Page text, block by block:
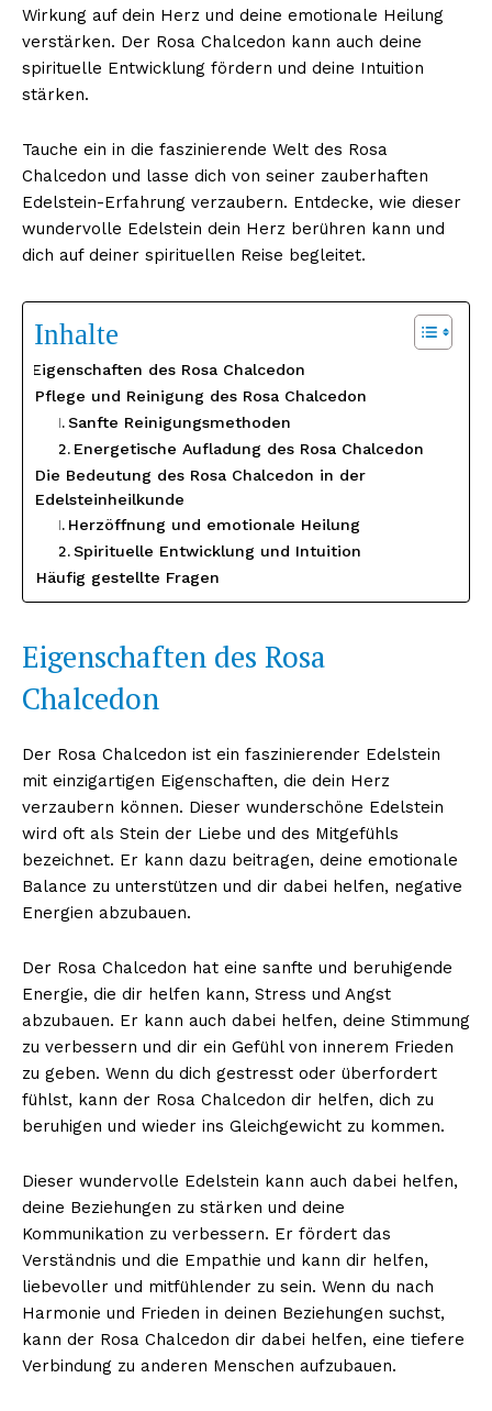
Wirkung auf dein Herz und deine emotionale Heilung
verstärken. Der Rosa Chalcedon kann auch deine
spirituelle Entwicklung fördern und deine Intuition
stärken.
Tauche ein in die faszinierende Welt des Rosa
Chalcedon und lasse dich von seiner zauberhaften
Edelstein-Erfahrung verzaubern. Entdecke, wie dieser
wundervolle Edelstein dein Herz berühren kann und
dich auf deiner spirituellen Reise begleitet.
Inhalte
Eigenschaften des Rosa Chalcedon
Pflege und Reinigung des Rosa Chalcedon
Sanfte Reinigungsmethoden
Energetische Aufladung des Rosa Chalcedon
Die Bedeutung des Rosa Chalcedon in der
Edelsteinheilkunde
Herzöffnung und emotionale Heilung
Spirituelle Entwicklung und Intuition
Häufig gestellte Fragen
Eigenschaften des Rosa
Chalcedon
Der Rosa Chalcedon ist ein faszinierender Edelstein
mit einzigartigen Eigenschaften, die dein Herz
verzaubern können. Dieser wunderschöne Edelstein
wird oft als Stein der Liebe und des Mitgefühls
bezeichnet. Er kann dazu beitragen, deine emotionale
Balance zu unterstützen und dir dabei helfen, negative
Energien abzubauen.
Der Rosa Chalcedon hat eine sanfte und beruhigende
Energie, die dir helfen kann, Stress und Angst
abzubauen. Er kann auch dabei helfen, deine Stimmung
zu verbessern und dir ein Gefühl von innerem Frieden
zu geben. Wenn du dich gestresst oder überfordert
fühlst, kann der Rosa Chalcedon dir helfen, dich zu
beruhigen und wieder ins Gleichgewicht zu kommen.
Dieser wundervolle Edelstein kann auch dabei helfen,
deine Beziehungen zu stärken und deine
Kommunikation zu verbessern. Er fördert das
Verständnis und die Empathie und kann dir helfen,
liebevoller und mitfühlender zu sein. Wenn du nach
Harmonie und Frieden in deinen Beziehungen suchst,
kann der Rosa Chalcedon dir dabei helfen, eine tiefere
Verbindung zu anderen Menschen aufzubauen.